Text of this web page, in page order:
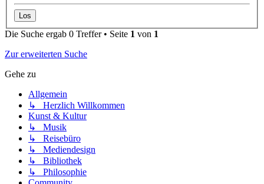
Die Suche ergab 0 Treffer • Seite 1 von 1
Zur erweiterten Suche
Gehe zu
Allgemein
↳ Herzlich Willkommen
Kunst & Kultur
↳ Musik
↳ Reisebüro
↳ Mediendesign
↳ Bibliothek
↳ Philosophie